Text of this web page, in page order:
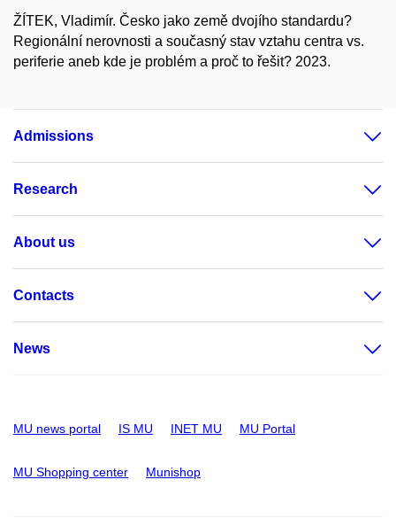
ŽÍTEK, Vladimír. Česko jako země dvojího standardu?
Regionální nerovnosti a současný stav vztahu centra vs.
periferie aneb kde je problém a proč to řešit? 2023.
Admissions
Research
About us
Contacts
News
MU news portal IS MU INET MU MU Portal
MU Shopping center Munishop